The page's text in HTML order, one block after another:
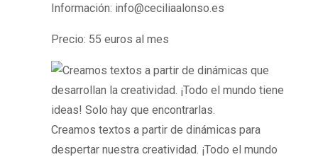
Información: info@ceciliaalonso.es
Precio: 55 euros al mes
Creamos textos a partir de dinámicas para
despertar nuestra creatividad. ¡Todo el mundo